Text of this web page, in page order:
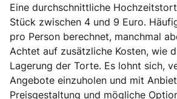
Eine durchschnittliche
Stück zwischen 4 und 9 Euro.
pro Person berechnet, manchmal
Achtet auf zusätzliche Kosten, wie
Lagerung der Torte. Es lohnt sich,
Angebote einzuholen und mit
Preisgestaltung und mögliche